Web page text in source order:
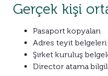
Gerçek kişi
Pasaport kopyaları
Adres teyit belgeleri
Şirket kuruluş
Director atama